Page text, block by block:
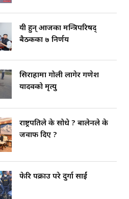
यी हुन् आजका मन्त्रिपरिषद्
बैठकका ७ निर्णय
सिराहामा गोली लागेर गणेश
यादवको मृत्यु
राष्ट्रपतिले के सोधे ? बालेनले के
जवाफ दिए ?
फेरि पक्राउ परे दुर्गा प्रसाईं